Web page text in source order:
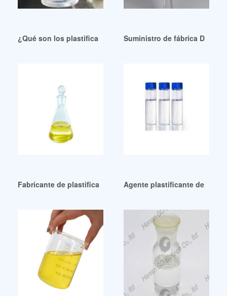
¿Qué son los plastificantes brasileños?Suministro de fábrica DotP
Fabricante de plastificantes al mejor precio en Ecuador
Agente plastificante de